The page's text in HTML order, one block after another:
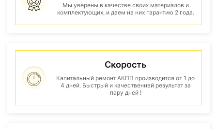
Мы уверены в качестве своих материалов и
комплектующих, и даем на них гарантию 2 года.
Скорость
Капитальный ремонт АКПП производится от 1 до
4 дней. Быстрый и качественнвй результат за
пару дней !